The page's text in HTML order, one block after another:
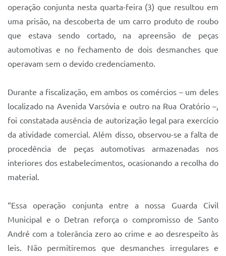
Parque Escola
Portal da Educação
Quadra Fiscal
SIC
Autarquias
operação conjunta nesta quarta-feira (3) que resultou em
uma prisão, na descoberta de um carro produto de roubo
que estava sendo cortado, na apreensão de peças
automotivas e no fechamento de dois desmanches que
operavam sem o devido credenciamento.
Durante a fiscalização, em ambos os comércios – um deles
localizado na Avenida Varsóvia e outro na Rua Oratório –,
foi constatada ausência de autorização legal para exercício
da atividade comercial. Além disso, observou-se a falta de
procedência de peças automotivas armazenadas nos
interiores dos estabelecimentos, ocasionando a recolha do
material.
“Essa operação conjunta entre a nossa Guarda Civil
Municipal e o Detran reforça o compromisso de Santo
André com a tolerância zero ao crime e ao desrespeito às
leis. Não permitiremos que desmanches irregulares e